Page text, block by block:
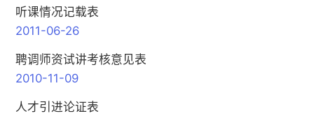
听课情况记载表
2011-06-26
聘调师资试讲考核意见表
2010-11-09
人才引进论证表